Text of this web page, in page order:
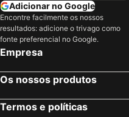
Nottingham, Inglaterra Hotéis
Peterborough, Inglaterra Hotéis
Milton Keynes, Inglaterra Hotéis
Edimburgo, Escócia Hotéis
Liverpool, Inglaterra Hotéis
Inverness, Escócia Hotéis
Adicionar no Google
Encontre facilmente os nossos
resultados: adicione o trivago como
fonte preferencial no Google.
Empresa
Os nossos produtos
Termos e políticas